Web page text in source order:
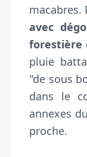
macabres.
avec
forestière
pluie
"de sous
dans le
annexes
proche.